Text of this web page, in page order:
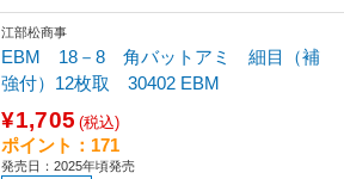
江部松商事
EBM 18－8 角バットアミ 細目（補
強付）12枚取 30402 EBM
¥1,705 (税込)
ポイント：171
発売日：2025年頃発売